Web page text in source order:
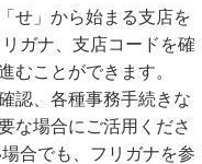
せ」から始まる支店を
ガナ、支店コードを確
むことができます。
認、各種事務手続きな
な場合にご活用くださ
合でも、フリガナを参